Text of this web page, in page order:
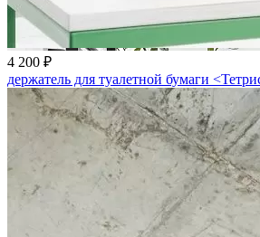
4 200 ₽
держатель для туалетной бумаги